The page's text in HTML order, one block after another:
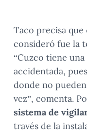
Taco precisa
consideró fue la
“Cuzco tiene
accidentada,
donde no
vez”, comenta.
sistema de
través de la